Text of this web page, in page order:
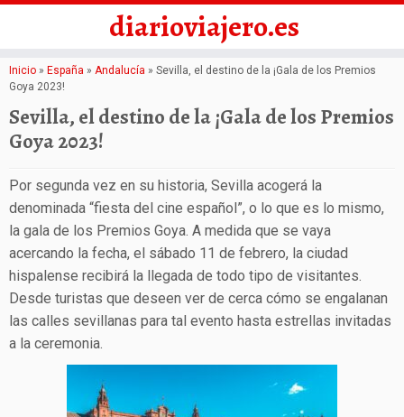
Saltar
al
contenido
diarioviajero.es
Inicio » España » Andalucía » Sevilla, el destino de la ¡Gala de los Premios
Goya 2023!
Sevilla, el destino de la ¡Gala de los Premios
Goya 2023!
Por segunda vez en su historia, Sevilla acogerá la
denominada “fiesta del cine español”, o lo que es lo mismo,
la gala de los Premios Goya. A medida que se vaya
acercando la fecha, el sábado 11 de febrero, la ciudad
hispalense recibirá la llegada de todo tipo de visitantes.
Desde turistas que deseen ver de cerca cómo se engalanan
las calles sevillanas para tal evento hasta estrellas invitadas
a la ceremonia.